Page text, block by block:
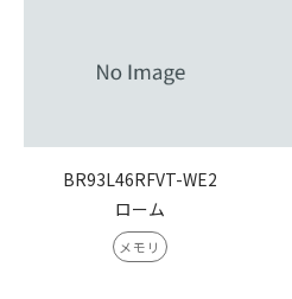
BR93L46RFVT-WE2
ローム
メモリ